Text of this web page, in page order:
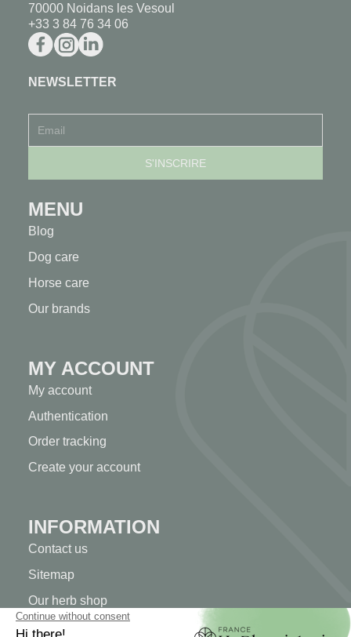
70000 Noidans les Vesoul
+33 3 84 76 34 06
NEWSLETTER
MENU
Blog
Dog care
Horse care
Our brands
MY ACCOUNT
My account
Authentication
Order tracking
Create your account
INFORMATION
Contact us
Sitemap
Our herb shop
Delivery